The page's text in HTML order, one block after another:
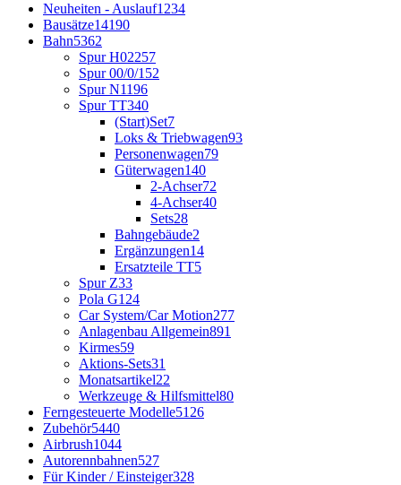
Neuheiten - Auslauf1234
Bausätze14190
Bahn5362
Spur H02257
Spur 00/0/1 52
Spur N1196
Spur TT340
(Start)Set7
Loks & Triebwagen93
Personenwagen79
Güterwagen140
2-Achser72
4-Achser40
Sets28
Bahngebäude2
Ergänzungen14
Ersatzteile TT5
Spur Z33
Pola G124
Car System/Car Motion277
Anlagenbau Allgemein891
Kirmes59
Aktions-Sets31
Monatsartikel22
Werkzeuge & Hilfsmittel80
Ferngesteuerte Modelle5126
Zubehör5440
Airbrush1044
Autorennbahnen527
Für Kinder / Einsteiger328